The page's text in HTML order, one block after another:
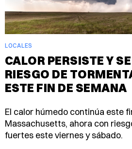
LOCALES
CALOR PERSISTE Y
RIESGO DE
ESTE FIN DE SEMANA
El calor húmedo continúa este
Massachusetts, ahora con
fuertes este viernes y sábado.